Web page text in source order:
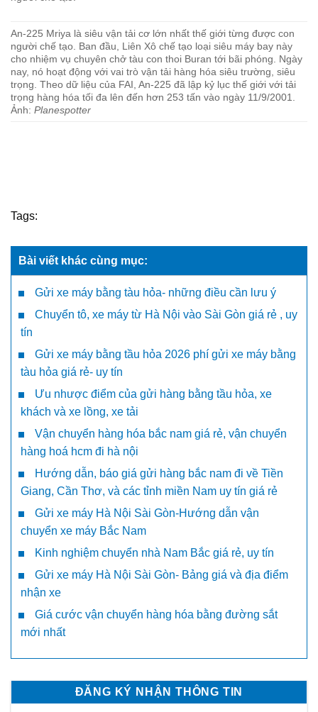
An-225 Mriya là siêu vận tải cơ lớn nhất thế giới từng được con
người chế tạo. Ban đầu, Liên Xô chế tạo loại siêu máy bay này
cho nhiệm vụ chuyên chở tàu con thoi Buran tới bãi phóng. Ngày
nay, nó hoạt động với vai trò vận tải hàng hóa siêu trường, siêu
trọng. Theo dữ liệu của FAI, An-225 đã lập kỷ lục thế giới với tải
trọng hàng hóa tối đa lên đến hơn 253 tấn vào ngày 11/9/2001.
Ảnh: Planespotter
Tags:
Bài viết khác cùng mục:
Gửi xe máy bằng tàu hỏa- những điều cần lưu ý
Chuyển tô, xe máy từ Hà Nội vào Sài Gòn giá rẻ , uy
tín
Gửi xe máy bằng tầu hỏa 2026 phí gửi xe máy bằng
tàu hỏa giá rẻ- uy tín
Ưu nhược điểm của gửi hàng bằng tầu hỏa, xe
khách và xe lồng, xe tải
Vận chuyển hàng hóa bắc nam giá rẻ, vận chuyển
hàng hoá hcm đi hà nội
Hướng dẫn, báo giá gửi hàng bắc nam đi về Tiền
Giang, Cần Thơ, và các tỉnh miền Nam uy tín giá rẻ
Gửi xe máy Hà Nội Sài Gòn-Hướng dẫn vận
chuyển xe máy Bắc Nam
Kinh nghiệm chuyển nhà Nam Bắc giá rẻ, uy tín
Gửi xe máy Hà Nội Sài Gòn- Bảng giá và địa điểm
nhận xe
Giá cước vận chuyển hàng hóa bằng đường sắt
mới nhất
ĐĂNG KÝ NHẬN THÔNG TIN